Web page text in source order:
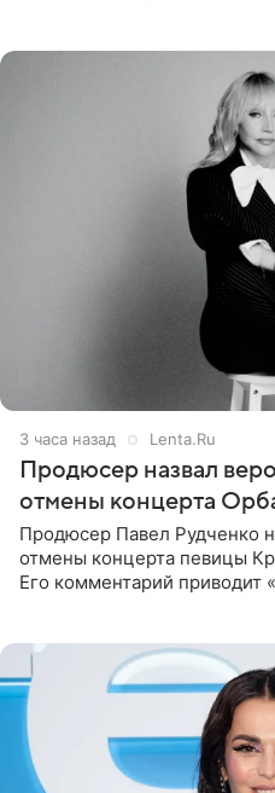
3 часа назад Lenta.Ru
Продюсер назвал
отмены концерта
Продюсер Павел Рудченко
отмены концерта певицы
Его комментарий приводит